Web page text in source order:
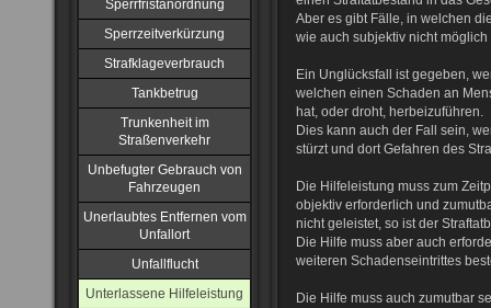
Sperrfristanordnung
Sperrzeitverkürzung
Strafklageverbrauch
Tankbetrug
Trunkenheit im
Straßenverkehr
Unbefugter Gebrauch von
Fahrzeugen
Unerlaubtes Entfernen vom
Unfallort
Unfallflucht
Unterlassene Hilfeleistung
Aber es gibt Fälle, in welchen
wie auch subjektiv nicht möglich
Ein Unglücksfall ist gegeben,
welchen einen Schaden an
hat, oder droht, herbeizuführen.
Dies kann auch der Fall sein,
stürzt und dort Gefahren des
Die Hilfeleistung muss zum
objektiv erforderlich und
nicht geleistet, so ist der
Die Hilfe muss aber auch
weiteren Schadenseintrittes
Die Hilfe muss auch zumutbar